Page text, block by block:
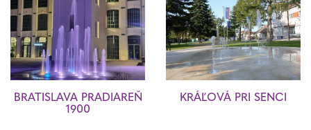
BRATISLAVA PRADIAREŇ
1900
KRÁĽOVÁ PRI SENCI